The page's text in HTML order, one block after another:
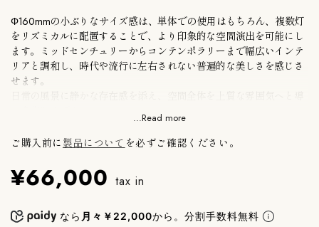
Φ160mmの小ぶりなサイズ感は、単体での使用はもちろん、複数灯
をリズミカルに配置することで、より印象的な空間演出を可能にし
ます。ミッドセンチュリーからコンテンポラリーまで幅広いインテ
リアと調和し、時代や流行に左右されない普遍的な美しさを感じさ
せます。
定格/口金：G9 25W（LED電球対応可）
※電球は付属しておりません。お客様にてご用意ください。
メーカー保証付き。
...Read more
ご購入前に 製品について を必ずご確認ください。
¥66,000 tax in
なら 月々￥22,000から。分割手数料無料